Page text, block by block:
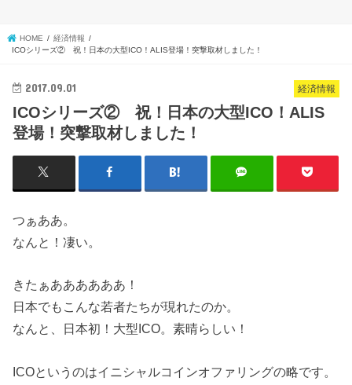
HOME
経済情報
ICOシリーズ② 祝！日本の大型ICO！ALIS登場！突撃取材しました！
経済情報
2017.09.01
ICOシリーズ② 祝！日本の大型ICO！ALIS
登場！突撃取材しました！
つぁああ。
なんと！凄い。
きたぁああああああ！
日本でもこんな若者たちが現れたのか。
なんと、日本初！大型ICO。素晴らしい！
ICOというのはイニシャルコインオファリングの略です。